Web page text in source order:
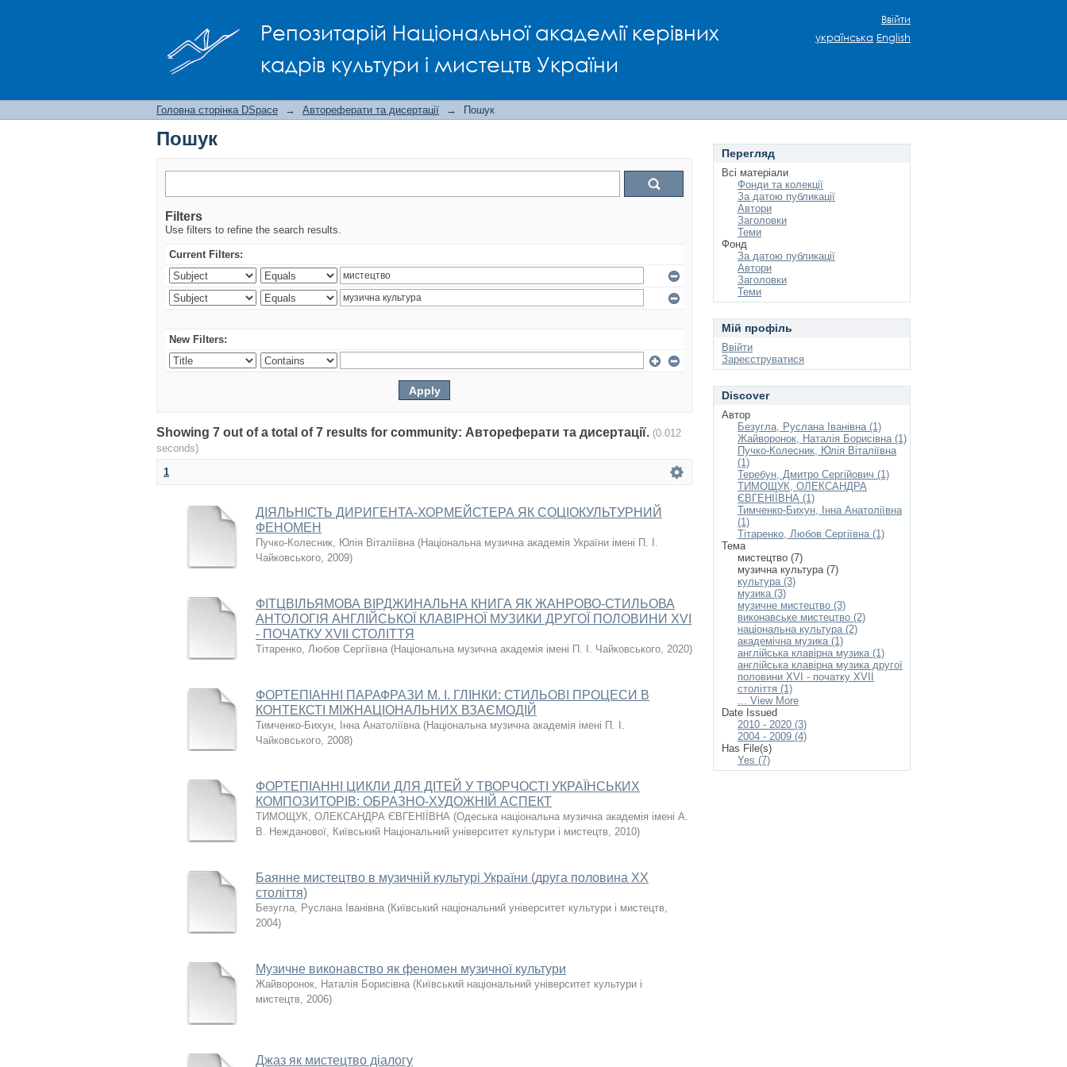
Репозитарій Національної академії керівних
кадрів культури і мистецтв України
Ввійти
українська English
Головна сторінка DSpace → Автореферати та дисертації → Пошук
Пошук
Filters
Use filters to refine the search results.
Current Filters:
New Filters:
Showing 7 out of a total of 7 results for community: Автореферати та дисертації. (0.012
seconds)
1
ДІЯЛЬНІСТЬ ДИРИГЕНТА-ХОРМЕЙСТЕРА ЯК СОЦІОКУЛЬТУРНИЙ
ФЕНОМЕН
Пучко-Колесник, Юлія Віталіївна (Національна музична академія України імені П. І.
Чайковського, 2009)
ФІТЦВІЛЬЯМОВА ВІРДЖИНАЛЬНА КНИГА ЯК ЖАНРОВО-СТИЛЬОВА
АНТОЛОГІЯ АНГЛІЙСЬКОЇ КЛАВІРНОЇ МУЗИКИ ДРУГОЇ ПОЛОВИНИ XVI
- ПОЧАТКУ XVII СТОЛІТТЯ
Тітаренко, Любов Сергіївна (Національна музична академія імені П. І. Чайковського, 2020)
ФОРТЕПІАННІ ПАРАФРАЗИ М. І. ГЛІНКИ: СТИЛЬОВІ ПРОЦЕСИ В
КОНТЕКСТІ МІЖНАЦІОНАЛЬНИХ ВЗАЄМОДІЙ
Тимченко-Бихун, Інна Анатоліївна (Національна музична академія імені П. І.
Чайковського, 2008)
ФОРТЕПІАННІ ЦИКЛИ ДЛЯ ДІТЕЙ У ТВОРЧОСТІ УКРАЇНСЬКИХ
КОМПОЗИТОРІВ: ОБРАЗНО-ХУДОЖНІЙ АСПЕКТ
ТИМОЩУК, ОЛЕКСАНДРА ЄВГЕНІЇВНА (Одеська національна музична академія імені А.
В. Нежданової, Київський Національний університет культури і мистецтв, 2010)
Баянне мистецтво в музичній культурі України (друга половина ХХ
століття)
Безугла, Руслана Іванівна (Київський національний університет культури і мистецтв,
2004)
Музичне виконавство як феномен музичної культури
Жайворонок, Наталія Борисівна (Київський національний університет культури і
мистецтв, 2006)
Джаз як мистецтво діалогу
Перегляд
Всі матеріали
Фонди та колекції
За датою публикації
Автори
Заголовки
Теми
Фонд
За датою публикації
Автори
Заголовки
Теми
Мій профіль
Ввійти
Зареєструватися
Discover
Автор
Безугла, Руслана Іванівна (1)
Жайворонок, Наталія Борисівна (1)
Пучко-Колесник, Юлія Віталіївна
(1)
Теребун, Дмитро Сергійович (1)
ТИМОЩУК, ОЛЕКСАНДРА
ЄВГЕНІЇВНА (1)
Тимченко-Бихун, Інна Анатоліївна
(1)
Тітаренко, Любов Сергіївна (1)
Тема
мистецтво (7)
музична культура (7)
культура (3)
музика (3)
музичне мистецтво (3)
виконавське мистецтво (2)
національна культура (2)
академічна музика (1)
англійська клавірна музика (1)
англійська клавірна музика другої
половини XVI - початку XVII
століття (1)
... View More
Date Issued
2010 - 2020 (3)
2004 - 2009 (4)
Has File(s)
Yes (7)